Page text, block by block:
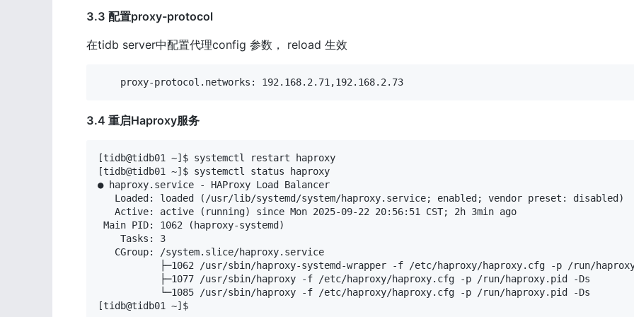
3.3 配置proxy-protocol
在tidb server中配置代理config 参数， reload 生效
    proxy-protocol.networks: 192.168.2.71,192.168.2.73
3.4 重启Haproxy服务
[tidb@tidb01 ~]$ systemctl restart haproxy
[tidb@tidb01 ~]$ systemctl status haproxy
● haproxy.service - HAProxy Load Balancer
   Loaded: loaded (/usr/lib/systemd/system/haproxy.service; enabled; vendor preset: disabled)
   Active: active (running) since Mon 2025-09-22 20:56:51 CST; 2h 3min ago
Main PID: 1062 (haproxy-systemd)
    Tasks: 3
   CGroup: /system.slice/haproxy.service
├─1062 /usr/sbin/haproxy-systemd-wrapper -f /etc/haproxy/haproxy.cfg -p /run/
           ├─1077 /usr/sbin/haproxy -f /etc/haproxy/haproxy.cfg -p /run/haproxy.pid -Ds
           └─1085 /usr/sbin/haproxy -f /etc/haproxy/haproxy.cfg -p /run/haproxy.pid -Ds
[tidb@tidb01 ~]$